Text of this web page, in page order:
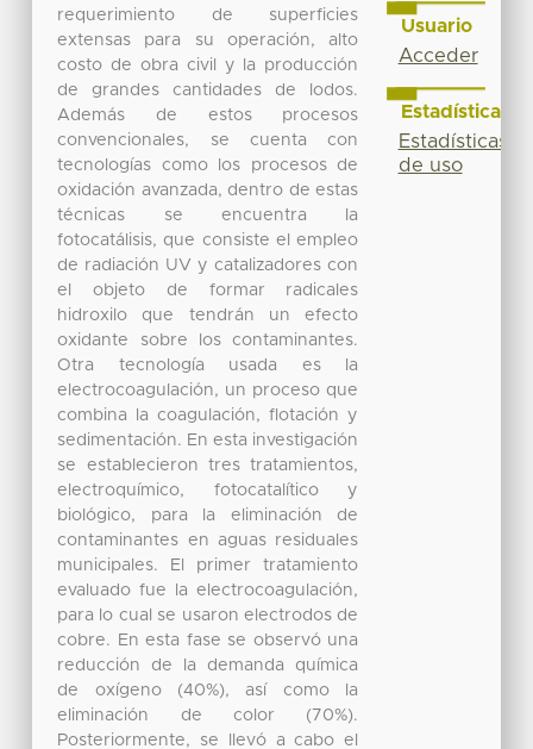
requerimiento de superficies
extensas para su operación, alto
costo de obra civil y la producción
de grandes cantidades de lodos.
Además de estos procesos
convencionales, se cuenta con
tecnologías como los procesos de
oxidación avanzada, dentro de estas
técnicas se encuentra la
fotocatálisis, que consiste el empleo
de radiación UV y catalizadores con
el objeto de formar radicales
hidroxilo que tendrán un efecto
oxidante sobre los contaminantes.
Otra tecnología usada es la
electrocoagulación, un proceso que
combina la coagulación, flotación y
sedimentación. En esta investigación
se establecieron tres tratamientos,
electroquímico, fotocatalítico y
biológico, para la eliminación de
contaminantes en aguas residuales
municipales. El primer tratamiento
evaluado fue la electrocoagulación,
para lo cual se usaron electrodos de
cobre. En esta fase se observó una
reducción de la demanda química
de oxígeno (40%), así como la
eliminación de color (70%).
Posteriormente, se llevó a cabo el
Usuario
Acceder
Estadísticas
Estadísticas
de uso